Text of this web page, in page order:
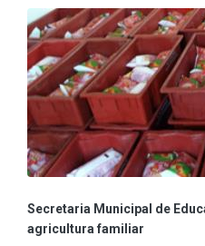
Secretaria Municipal de
agricultura familiar